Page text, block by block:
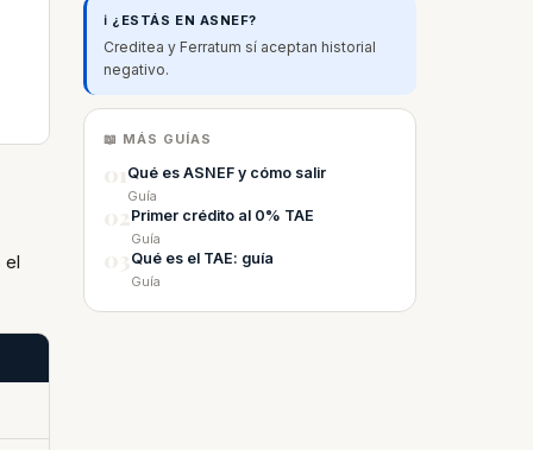
el
ℹ️ ¿ESTÁS EN ASNEF?
Creditea y Ferratum sí aceptan historial
negativo.
📖 MÁS GUÍAS
Qué es ASNEF y cómo salir
Guía
Primer crédito al 0% TAE
Guía
Qué es el TAE: guía
Guía